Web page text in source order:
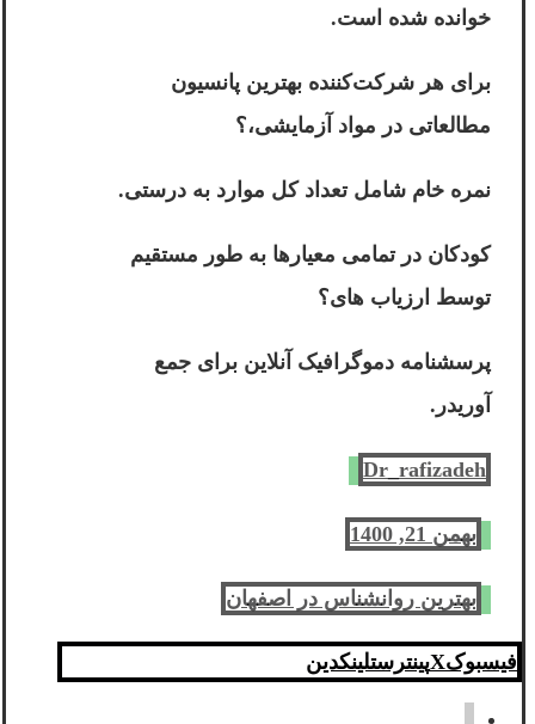
خوانده شده است.
برای هر شرکت‌کننده بهترین پانسیون
مطالعاتی در مواد آزمایشی،؟
نمره خام شامل تعداد کل موارد به درستی.
کودکان در تمامی معیارها به طور مستقیم
توسط ارزیاب های؟
پرسشنامه دموگرافیک آنلاین برای جمع
آوریدر.
Dr_rafizadeh
بهمن 21, 1400
بهترین روانشناس در اصفهان
فیسبوکXپینترستلینکدین